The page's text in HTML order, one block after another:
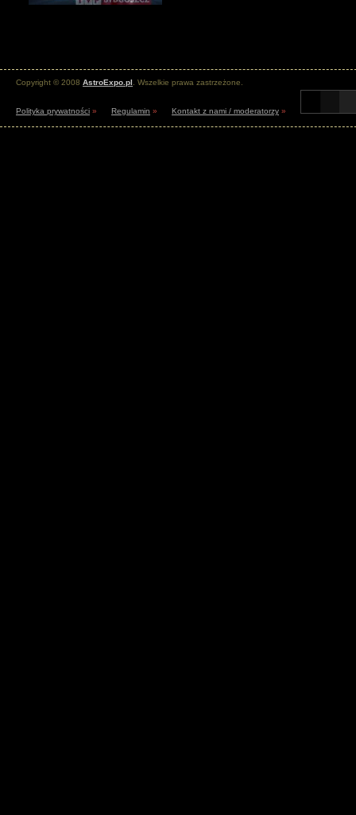
Copyright © 2008 AstroExpo.pl . Wszelkie prawa zastrzeżone.
Polityka prywatności » Regulamin » Kontakt z nami / moderatorzy »